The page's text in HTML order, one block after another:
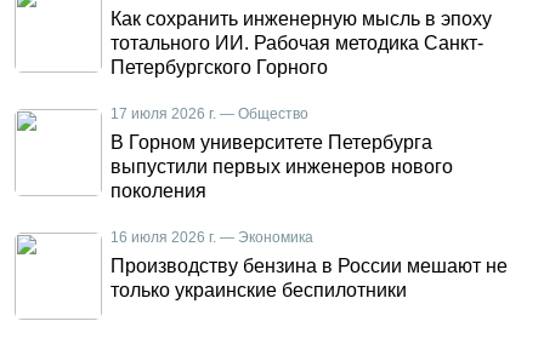
Как сохранить инженерную мысль в эпоху
тотального ИИ. Рабочая методика Санкт-
Петербургского Горного
17 июля 2026 г. — Общество
В Горном университете Петербурга
выпустили первых инженеров нового
поколения
16 июля 2026 г. — Экономика
Производству бензина в России мешают не
только украинские беспилотники